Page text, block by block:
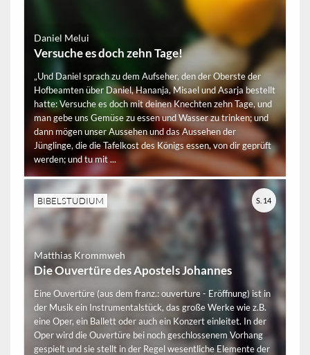
Daniel Melui
Versuche es doch zehn Tage!
„Und Daniel sprach zu dem Aufseher, den der Oberste der
Hofbeamten über Daniel, Hananja, Misael und Asarja bestellt
hatte: Versuche es doch mit deinen Knechten zehn Tage, und
man gebe uns Gemüse zu essen und Wasser zu trinken; und
dann mögen unser Aussehen und das Aussehen der
Jünglinge, die die Tafelkost des Königs essen, von dir geprüft
werden; und tu mit ...
BIBELSTUDIUM
Matthias Krommweh
Die Ouvertüre des Apostels Johannes
Eine Ouvertüre (aus dem franz.: ouverture - Eröffnung) ist in
der Musik ein Instrumentalstück, das große Werke wie z.B.
eine Oper, ein Ballett oder auch ein Konzert einleitet. In der
Oper wird die Ouvertüre bei noch geschlossenem Vorhang
gespielt und sie stellt in der Regel wesentliche Elemente der
S. 14